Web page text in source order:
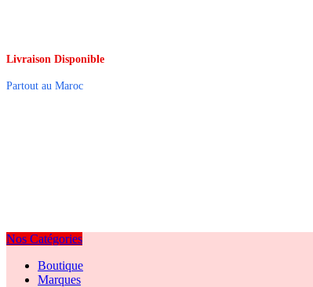
Livraison Disponible
Partout au Maroc
Nos Catégories
Boutique
Marques